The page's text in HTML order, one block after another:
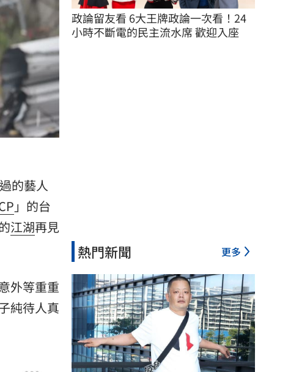
的藝人
」的台
江湖再見
外等重重
純待人真
政論留友看 6大王牌政論一次看！24
小時不斷電的民主流水席 歡迎入座
熱門新聞 更多